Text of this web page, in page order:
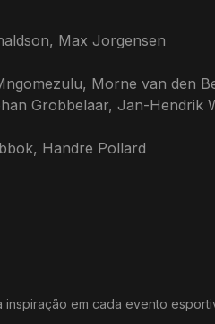
Max Jorgensen
Morne van den
Grobbelaar, Jan-Hendrik
Handre Pollard
inspiração em cada evento